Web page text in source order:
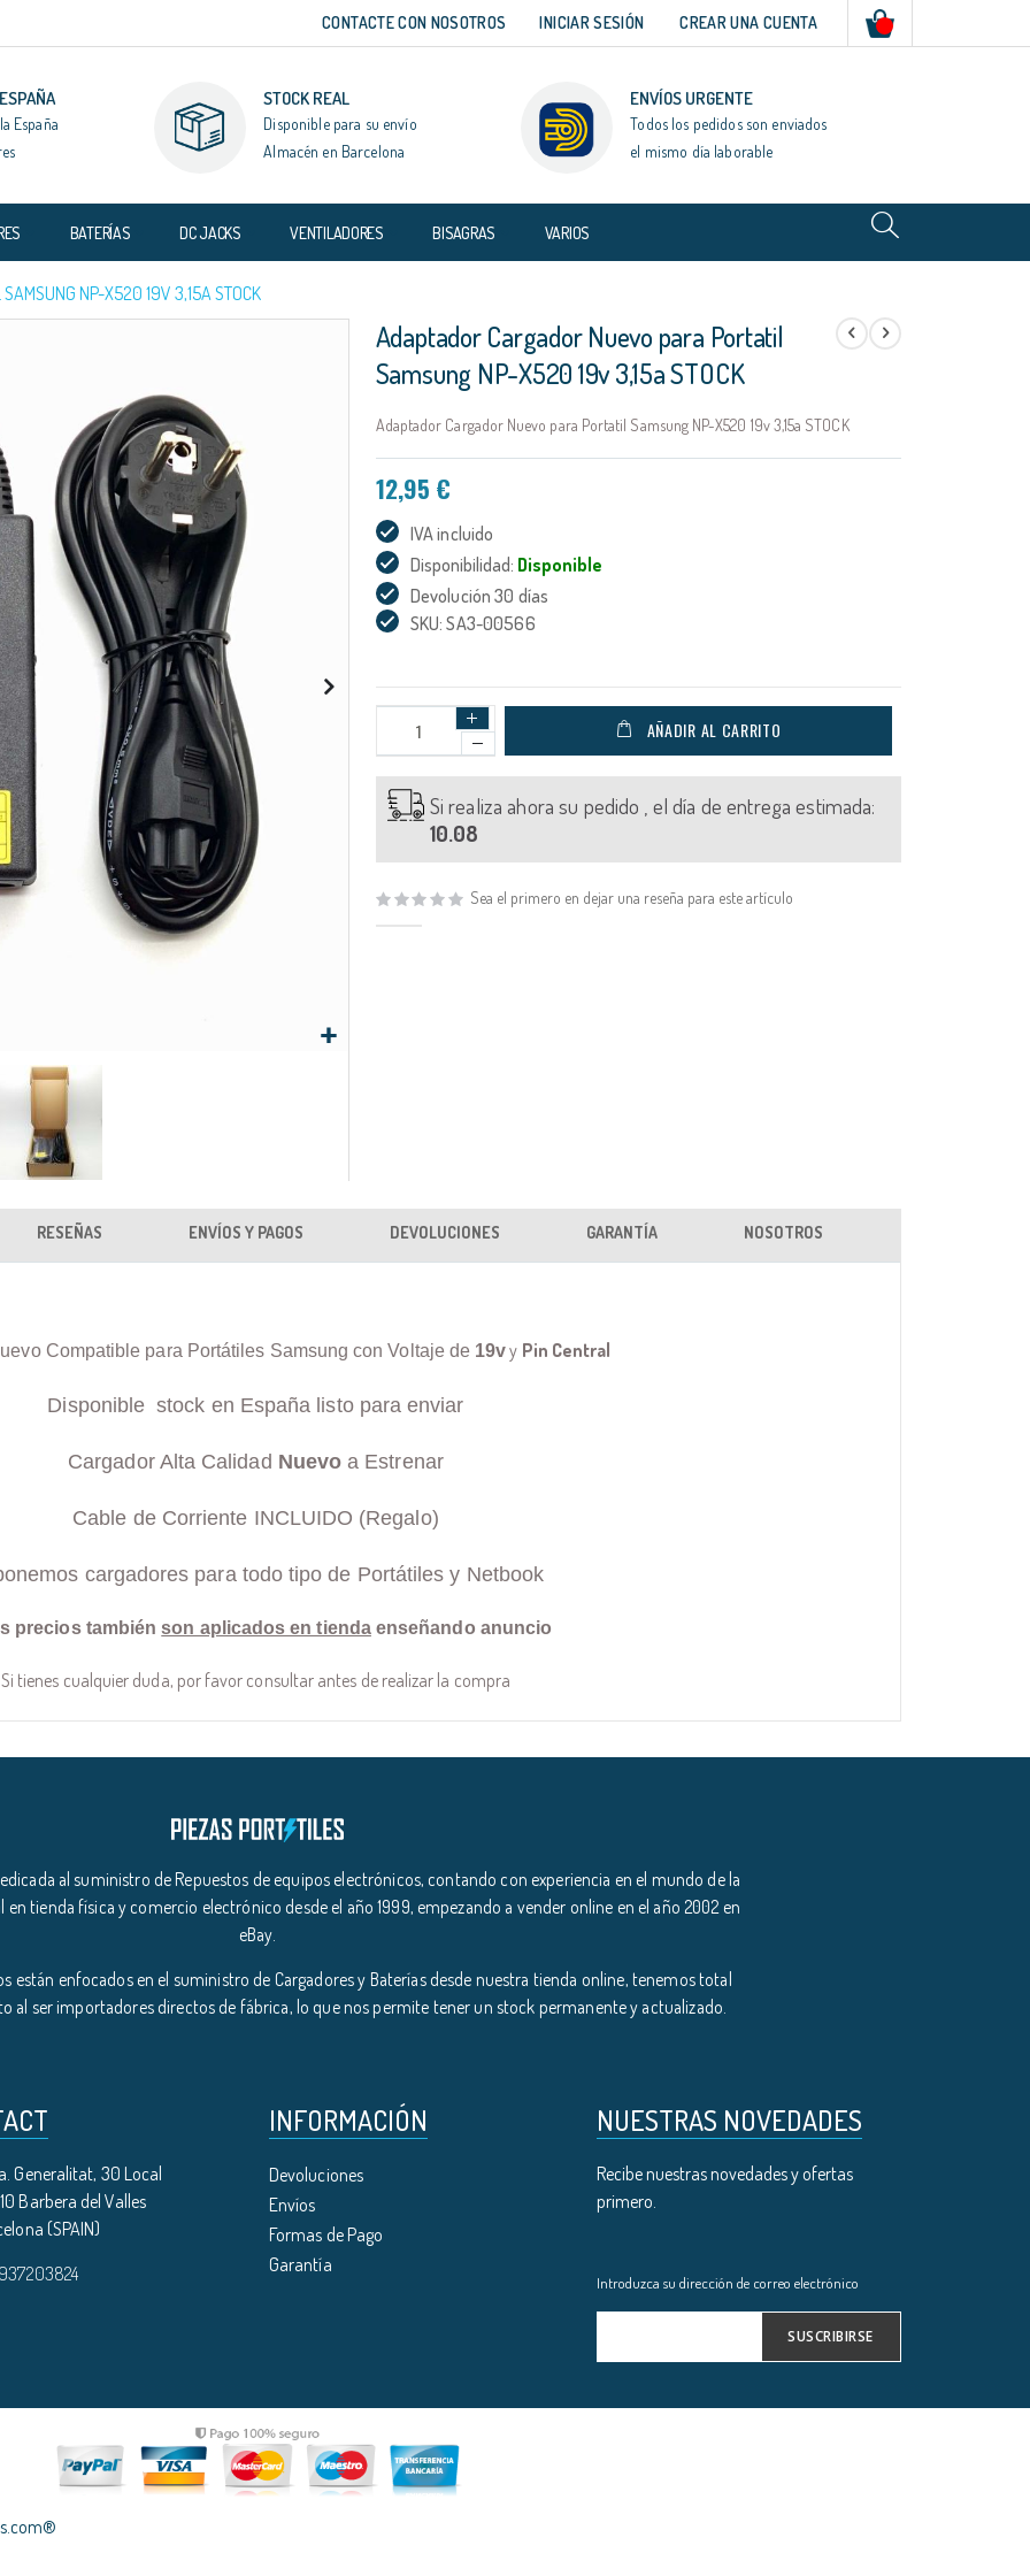
CONTACTE CON NOSOTROS INICIAR SESIÓN CREAR UNA CUENTA
España
STOCK REAL
Disponible para su envío
Almacén en Barcelona
ENVÍOS URGENTE
Todos los pedidos son enviados
el mismo día laborable
BATERÍAS DC JACKS VENTILADORES BISAGRAS VARIOS
NP-X520 19V 3,15A STOCK
Adaptador Cargador Nuevo para Portatil
Samsung NP-X520 19v 3,15a STOCK
Adaptador Cargador Nuevo para Portatil Samsung NP-X520 19v 3,15a STOCK
12,95 €
IVA incluido
Disponibilidad: Disponible
Devolución 30 días
SKU: SA3-00566
AÑADIR AL CARRITO
Si realiza ahora su pedido , el día de entrega estimada:
10.08
Sea el primero en dejar una reseña para este artículo
Compatible para Portátiles Samsung con Voltaje de 19v y Pin Central
Disponible stock en España listo para enviar
Cargador Alta Calidad Nuevo a Estrenar
Cable de Corriente INCLUIDO (Regalo)
cargadores para todo tipo de Portátiles y Netbook
precios también son aplicados en tienda enseñando anuncio
Si tienes cualquier duda, por favor consultar antes de realizar la compra
RESEÑAS ENVÍOS Y PAGOS DEVOLUCIONES GARANTÍA NOSOTROS
al suministro de Repuestos de equipos electrónicos, contando con experiencia en el mundo de la
tienda física y comercio electrónico desde el año 1999, empezando a vender online en el año 2002 en
eBay.
están enfocados en el suministro de Cargadores y Baterías desde nuestra tienda online, tenemos total
al ser importadores directos de fábrica, lo que nos permite tener un stock permanente y actualizado.
Generalitat, 30 Local
Barbera del Valles
(SPAIN)
INFORMACIÓN
Devoluciones
Envíos
Formas de Pago
Garantía
NUESTRAS NOVEDADES
Recibe nuestras novedades y ofertas
primero.
Introduzca su dirección de correo electrónico
SUSCRIBIRSE